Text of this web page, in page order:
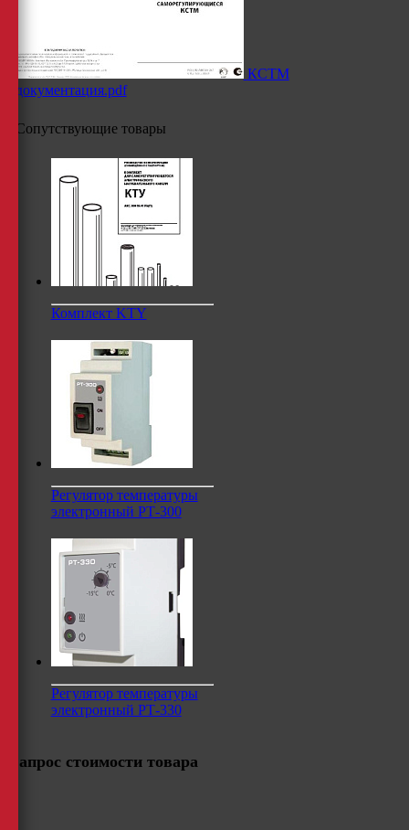
КСТМ
документация.pdf
Сопутствующие товары
Комплект KTY
Регулятор температуры
электронный РТ-300
Регулятор температуры
электронный РТ-330
Запрос стоимости товара